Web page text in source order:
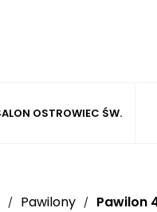
OSTROWIEC ŚW.
/ Pawilony / Pawilon